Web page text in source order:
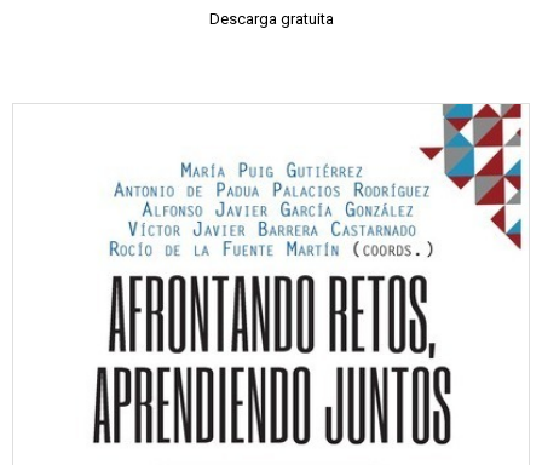
Descarga gratuita